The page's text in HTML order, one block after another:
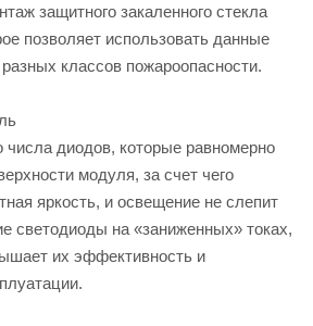
защитного закаленного стекла
позволяет использовать данные
классов пожароопасности.
числа диодов, которые равномерно
модуля, за счет чего
яркость, и освещение не слепит
светодиоды на «заниженных» токах,
их эффективность и